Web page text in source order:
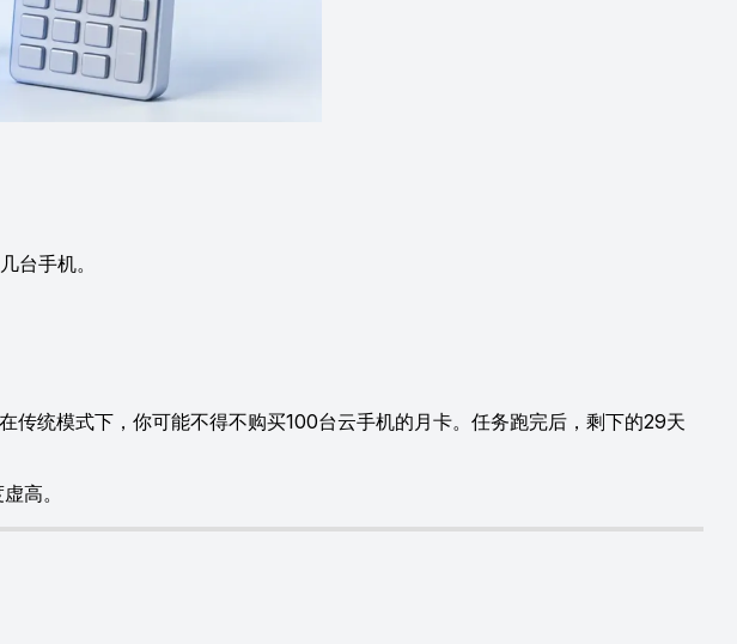
台手机。
统模式下，你可能不得不购买100台云手机的月卡。任务跑完后，剩下的29天
高。